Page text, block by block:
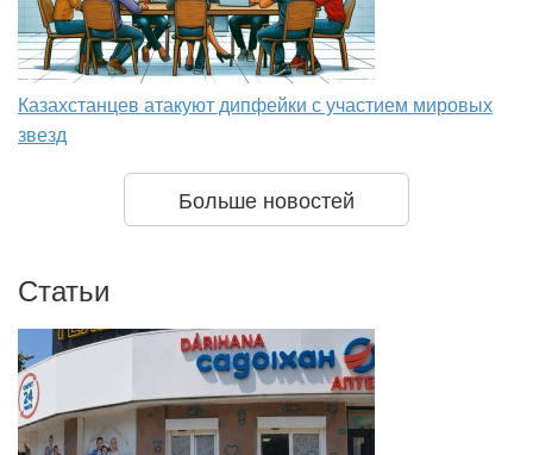
Казахстанцев атакуют дипфейки с участием мировых
звезд
Больше новостей
Статьи